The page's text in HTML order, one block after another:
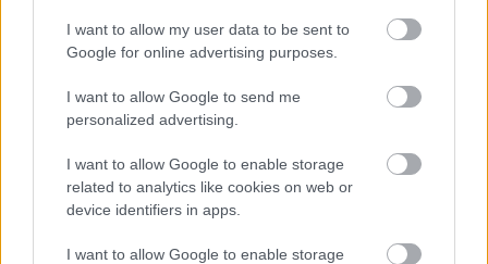
I want to allow my user data to be sent to
Google for online advertising purposes.
I want to allow Google to send me
personalized advertising.
I want to allow Google to enable storage
related to analytics like cookies on web or
device identifiers in apps.
I want to allow Google to enable storage
ENERGIATAKARÉKOSSÁG: KORÁBBAN KEZDŐDIK
MÉRKŐZÉSE
Az energiaellátás tehermentesítése érdekében másfél órával
kezdését.